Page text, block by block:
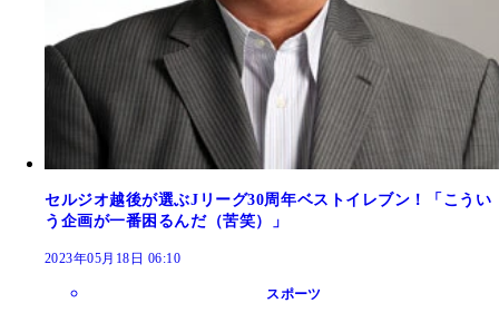
セルジオ越後が選ぶJリーグ30周年ベストイレブン！「こうい
う企画が一番困るんだ（苦笑）」
2023年05月18日 06:10
スポーツ